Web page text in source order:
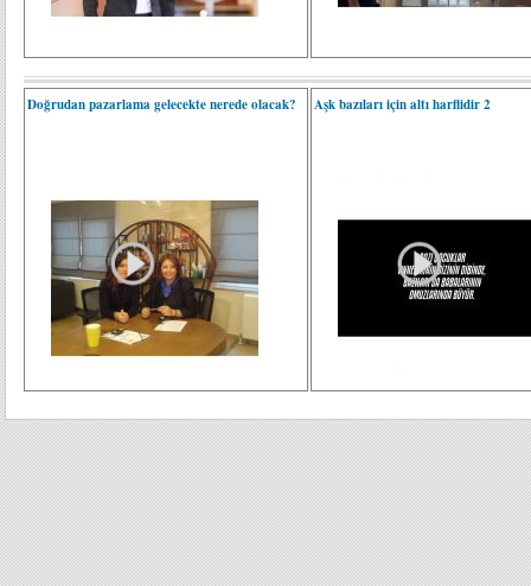
Doğrudan pazarlama gelecekte nerede olacak? Aşk bazıları için altı harflidir 2